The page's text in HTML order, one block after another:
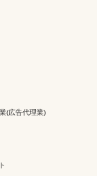
(広告代理業)